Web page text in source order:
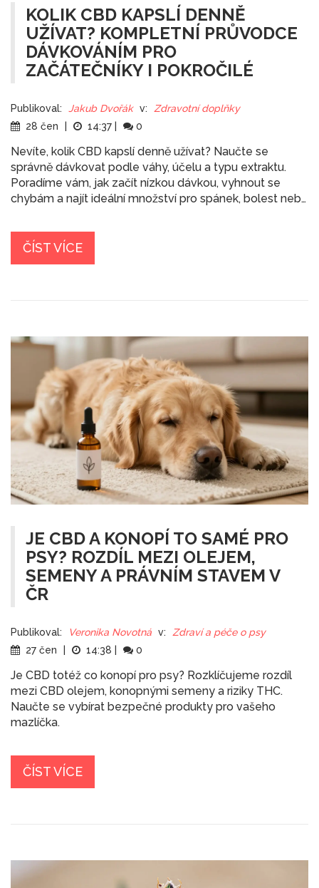
KOLIK CBD KAPSLÍ DENNĚ
UŽÍVAT? KOMPLETNÍ PRŮVODCE
DÁVKOVÁNÍM PRO
ZAČÁTEČNÍKY I POKROČILÉ
Publikoval: Jakub Dvořák v:
Zdravotní doplňky
28 čen
14:37 0
Nevíte, kolik CBD kapslí denně užívat? Naučte se
správně dávkovat podle váhy, účelu a typu extraktu.
Poradíme vám, jak začít nízkou dávkou, vyhnout se
chybám a najít ideální množství pro spánek, bolest nebo
ČÍST VÍCE
JE CBD A KONOPÍ TO SAMÉ PRO
PSY? ROZDÍL MEZI OLEJEM,
SEMENY A PRÁVNÍM STAVEM V
ČR
Publikoval: Veronika Novotná v:
Zdraví a péče o psy
27 čen
| 14:38 | 0
Je CBD totéž co konopí pro psy? Rozklíčujeme rozdíl
mezi CBD olejem, konopnými semeny a riziky THC.
Naučte se vybírat bezpečné produkty pro vašeho
mazlíčka.
ČÍST VÍCE